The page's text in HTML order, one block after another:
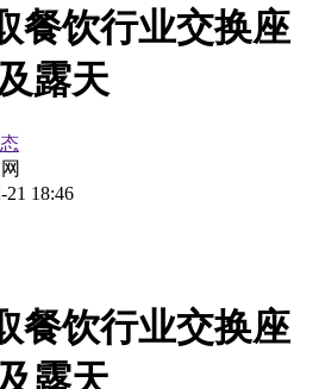
餐饮行业交换座
露天
21 18:46
餐饮行业交换座
露天